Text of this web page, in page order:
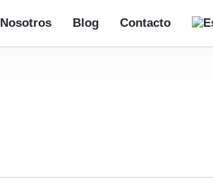
Nosotros Blog Contacto